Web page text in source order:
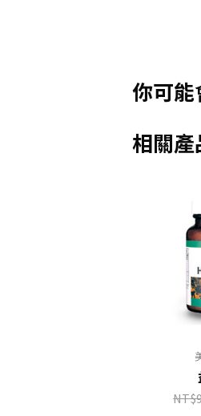
你可
相關產
NT$